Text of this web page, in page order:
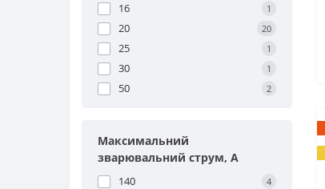
16 1
20 20
25 1
30 1
50 2
Максимальний
зварювальний струм, А
140 4